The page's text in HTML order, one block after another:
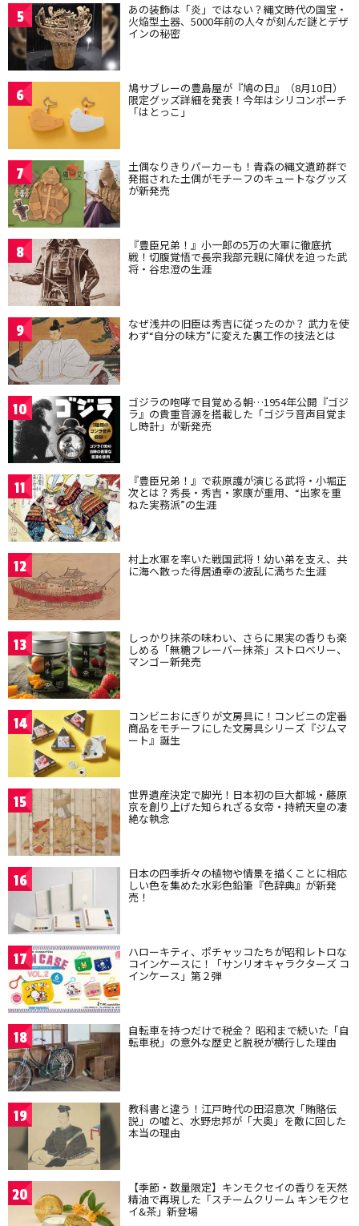
5 あの装飾は「炎」ではない？縄文時代の国宝・
火焔型土器、5000年前の人々が刻んだ謎とデザ
インの秘密
6 鳩サブレーの豊島屋が『鳩の日』（8月10日）
限定グッズ詳細を発表！今年はシリコンポーチ
「はとっこ」
7 土偶なりきりパーカーも！青森の縄文遺跡群で
発掘された土偶がモチーフのキュートなグッズ
が新発売
8 『豊臣兄弟！』小一郎の5万の大軍に徹底抗
戦！切腹覚悟で長宗我部元親に降伏を迫った武
将・谷忠澄の生涯
9 なぜ浅井の旧臣は秀吉に従ったのか？ 武力を使
わず“自分の味方”に変えた裏工作の技法とは
10 ゴジラの咆哮で目覚める朝…1954年公開『ゴジ
ラ』の貴重音源を搭載した「ゴジラ音声目覚ま
し時計」が新発売
11 『豊臣兄弟！』で萩原護が演じる武将・小堀正
次とは？秀長・秀吉・家康が重用、“出家を重
ねた実務派”の生涯
12 村上水軍を率いた戦国武将！幼い弟を支え、共
に海へ散った得居通幸の波乱に満ちた生涯
13 しっかり抹茶の味わい、さらに果実の香りも楽
しめる「無糖フレーバー抹茶」ストロベリー、
マンゴー新発売
14 コンビニおにぎりが文房具に！コンビニの定番
商品をモチーフにした文房具シリーズ『ジムマ
ート』誕生
15 世界遺産決定で脚光！日本初の巨大都城・藤原
京を創り上げた知られざる女帝・持統天皇の凄
絶な執念
16 日本の四季折々の植物や情景を描くことに相応
しい色を集めた水彩色鉛筆『色辞典』が新発
売！
17 ハローキティ、ポチャッコたちが昭和レトロな
コインケースに！「サンリオキャラクターズ コ
インケース」第２弾
18 自転車を持つだけで税金？ 昭和まで続いた「自
転車税」の意外な歴史と脱税が横行した理由
19 教科書と違う！江戸時代の田沼意次「賄賂伝
説」の嘘と、水野忠邦が「大奥」を敵に回した
本当の理由
20 【季節・数量限定】キンモクセイの香りを天然
精油で再現した「スチームクリーム キンモクセ
イ&茶」新登場